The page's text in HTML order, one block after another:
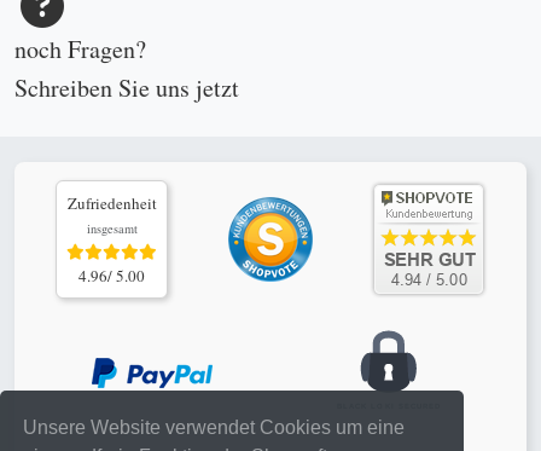
Unsere Website verwendet Cookies um eine
noch Fragen?
Schreiben Sie uns jetzt
Zufriedenheit
insgesamt
4.96/ 5.00